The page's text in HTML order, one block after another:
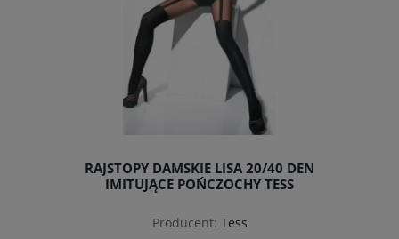
RAJSTOPY DAMSKIE LISA 20/40 DEN
IMITUJĄCE POŃCZOCHY TESS
Producent: Tess